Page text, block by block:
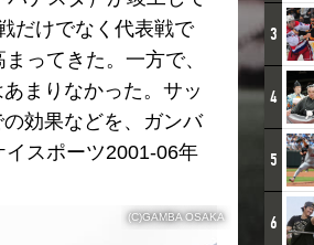
だけでなく代表戦で
ってきた。一方で、
まりなかった。サッ
効果などを、ガンバ
スポーツ2001-06年
(C)GAMBA OSAKA
3
4
5
6